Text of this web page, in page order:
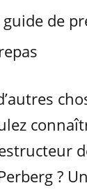
guide de
?